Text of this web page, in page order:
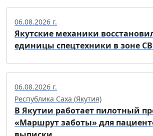
06.08.2026 г.
Якутские механики
единицы спецтехники в зоне
06.08.2026 г.
Республика Саха (Якутия)
В Якутии работает пилотный
«Маршрут заботы» для